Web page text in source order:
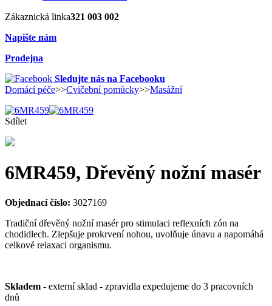
Zákaznická linka321 003 002
Napište nám
Prodejna
Sledujte nás na Facebooku
Domácí péče>>Cvičební pomůcky>>Masážní
Sdílet
6MR459, Dřevěný nožní masér
Objednací číslo: 3027169
Tradiční dřevěný nožní masér pro stimulaci reflexních zón na
chodidlech. Zlepšuje prokrvení nohou, uvolňuje únavu a napomáhá
celkové relaxaci organismu.
Skladem - externí sklad - zpravidla expedujeme do 3 pracovních
dnů